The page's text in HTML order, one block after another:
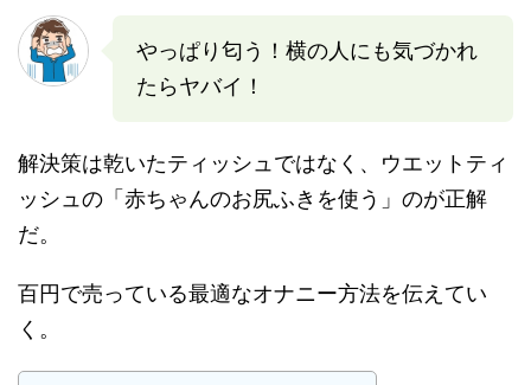
やっぱり匂う！横の人にも気づかれ
たらヤバイ！
解決策は乾いたティッシュではなく、ウエットティ
ッシュの「赤ちゃんのお尻ふきを使う」のが正解
だ。
百円で売っている最適なオナニー方法を伝えてい
く。